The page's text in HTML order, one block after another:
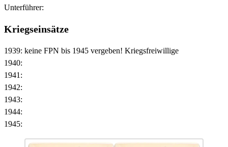
Unterführer:
Kriegseinsätze
1939: keine FPN bis 1945 vergeben! Kriegsfreiwillige
1940:
1941:
1942:
1943:
1944:
1945: